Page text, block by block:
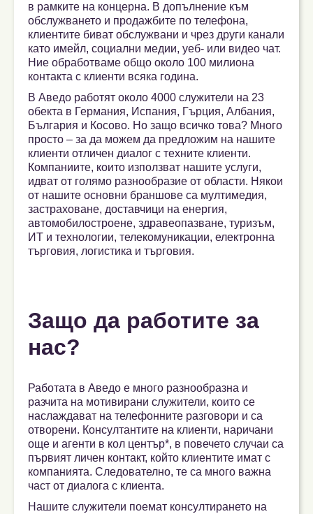
в рамките на концерна. В допълнение към
обслужването и продажбите по телефона,
клиентите биват обслужвани и чрез други канали
като имейл, социални медии, уеб- или видео чат.
Ние обработваме общо около 100 милиона
контакта с клиенти всяка година.
В Аведо работят около 4000 служители на 23
обекта в Германия, Испания, Гърция, Албания,
България и Косово. Но защо всичко това? Много
просто – за да можем да предложим на нашите
клиенти отличен диалог с техните клиенти.
Компаниите, които използват нашите услуги,
идват от голямо разнообразие от области. Някои
от нашите основни браншове са мултимедия,
застраховане, доставчици на енергия,
автомобилостроене, здравеопазване, туризъм,
ИТ и технологии, телекомуникации, електронна
търговия, логистика и търговия.
Защо да работите за
нас?
Работата в Аведо е много разнообразна и
разчита на мотивирани служители, които се
наслаждават на телефонните разговори и са
отворени. Консултантите на клиенти, наричани
още и агенти в кол център*, в повечето случаи са
първият личен контакт, който клиентите имат с
компанията. Следователно, те са много важна
част от диалога с клиента.
Нашите служители поемат консултирането на